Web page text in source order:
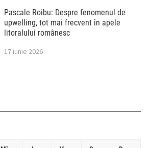
Pascale Roibu: Despre fenomenul de
upwelling, tot mai frecvent în apele
litoralului românesc
17 iunie 2026